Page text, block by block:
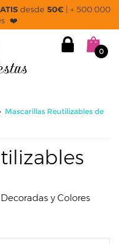
desde 50€ | + 500.000
❤️
0
Mascarillas Reutilizables de
y Colores